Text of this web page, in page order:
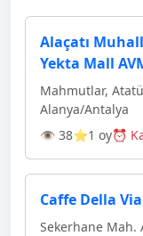
Alaçatı
Yekta Mall
Mahmutlar,
Alanya/Antalya
👁 38⭐1 oy⏰
Caffe Della Via
Sekerhane Mah.